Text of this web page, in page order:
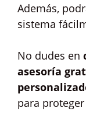
Además,
sistema
No dudes en
asesoría
para